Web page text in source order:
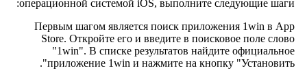
операционной системой iOS, выполните следующие шаги:
Первым шагом является поиск приложения 1win в App
Store. Откройте его и введите в поисковое поле слово
"1win". В списке результатов найдите официальное
приложение 1win и нажмите на кнопку "Установить".